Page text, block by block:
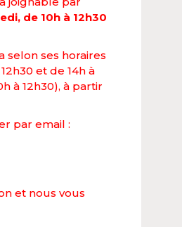
de 10h à 12h30
selon ses horaires
et de 14h à
à 12h30), à partir
par email :
et nous vous